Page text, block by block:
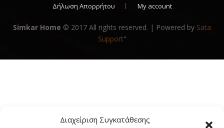
Διαχείριση Συγκατάθεσης
Δήλωση Απορρήτου
My account
Simkar Home © 2017 All rights reserved. | Powered by Sata
Support"